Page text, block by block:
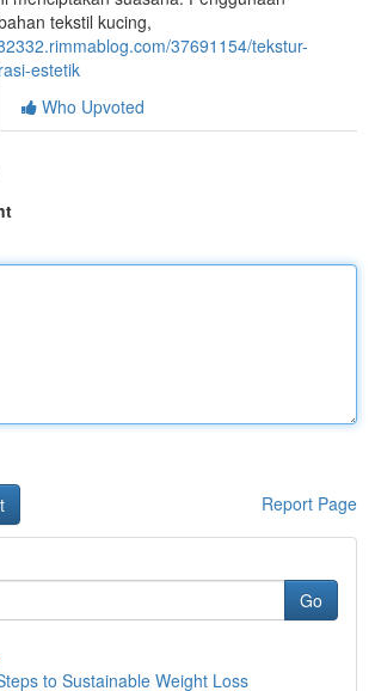
tekstil kucing,
37691154/tekstur-
estetik
Who Upvoted
Report Page
Go
to Sustainable Weight Loss